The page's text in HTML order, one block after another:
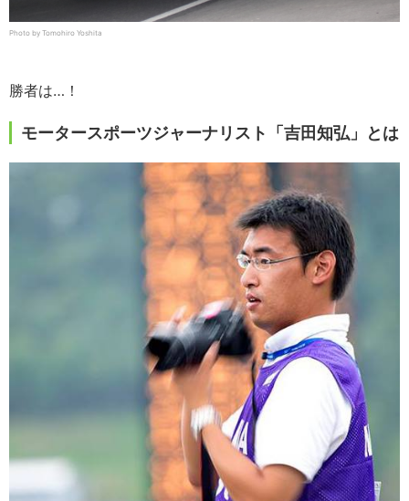
Photo by Tomohiro Yoshita
勝者は…！
モータースポーツジャーナリスト「吉田知弘」とは